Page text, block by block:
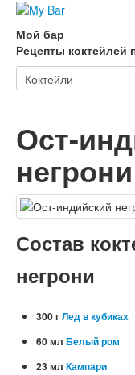
Мой бар
Рецепты коктейлей
Ост-
негрони
Состав
негрони
300 гЛед в кубиках
60 мл Белый ром
23 мл Кампари